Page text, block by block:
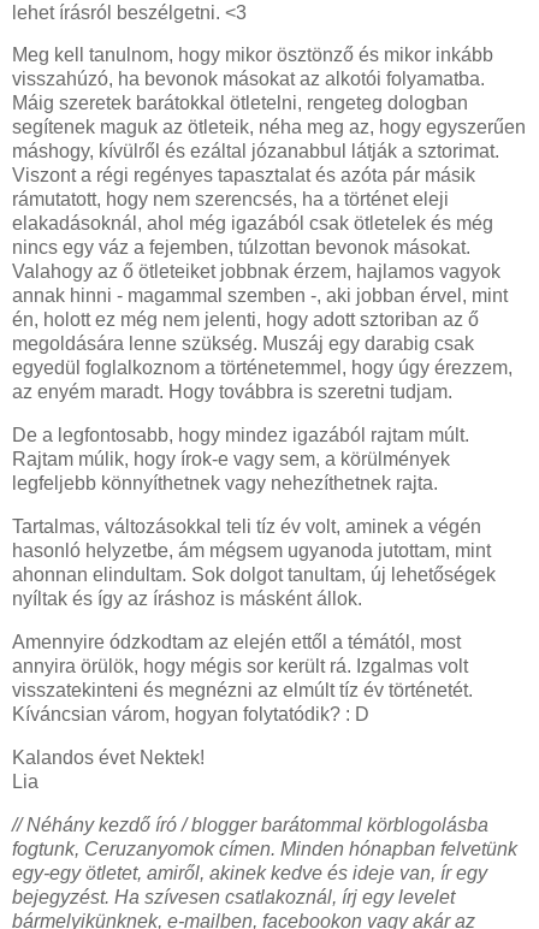
lehet írásról beszélgetni. <3
Meg kell tanulnom, hogy mikor ösztönző és mikor inkább
visszahúzó, ha bevonok másokat az alkotói folyamatba.
Máig szeretek barátokkal ötletelni, rengeteg dologban
segítenek maguk az ötleteik, néha meg az, hogy egyszerűen
máshogy, kívülről és ezáltal józanabbul látják a sztorimat.
Viszont a régi regényes tapasztalat és azóta pár másik
rámutatott, hogy nem szerencsés, ha a történet eleji
elakadásoknál, ahol még igazából csak ötletelek és még
nincs egy váz a fejemben, túlzottan bevonok másokat.
Valahogy az ő ötleteiket jobbnak érzem, hajlamos vagyok
annak hinni - magammal szemben -, aki jobban érvel, mint
én, holott ez még nem jelenti, hogy adott sztoriban az ő
megoldására lenne szükség. Muszáj egy darabig csak
egyedül foglalkoznom a történetemmel, hogy úgy érezzem,
az enyém maradt. Hogy továbbra is szeretni tudjam.
De a legfontosabb, hogy mindez igazából rajtam múlt.
Rajtam múlik, hogy írok-e vagy sem, a körülmények
legfeljebb könnyíthetnek vagy nehezíthetnek rajta.
Tartalmas, változásokkal teli tíz év volt, aminek a végén
hasonló helyzetbe, ám mégsem ugyanoda jutottam, mint
ahonnan elindultam. Sok dolgot tanultam, új lehetőségek
nyíltak és így az íráshoz is másként állok.
Amennyire ódzkodtam az elején ettől a témától, most
annyira örülök, hogy mégis sor került rá. Izgalmas volt
visszatekinteni és megnézni az elmúlt tíz év történetét.
Kíváncsian várom, hogyan folytatódik? : D
Kalandos évet Nektek!
Lia
// Néhány kezdő író / blogger barátommal körblogolásba
fogtunk, Ceruzanyomok címen. Minden hónapban felvetünk
egy-egy ötletet, amiről, akinek kedve és ideje van, ír egy
bejegyzést. Ha szívesen csatlakoznál, írj egy levelet
bármelyikünknek, e-mailben, facebookon vagy akár az